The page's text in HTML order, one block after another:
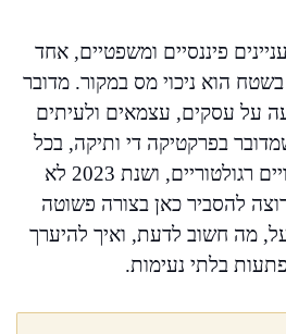
פיננסיים ומשפטיים, אחד
הוא ניכוי מס במקור. מדובר
על עסקים, עצמאים ולעיתים
בפרקטיקה די ותיקה, בכל
שנה חלים עדכונים ושינויים רגולטוריים, ושנת 2023 לא
להסביר כאן בצורה פשוטה
מה חשוב לדעת, ואיך להיערך
בלתי נעימות.